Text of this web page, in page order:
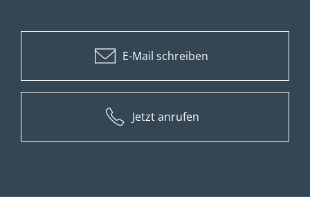
E-Mail schreiben
Jetzt anrufen